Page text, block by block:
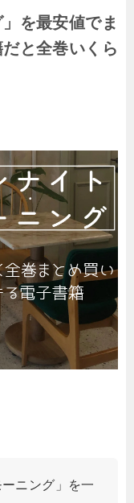
を最安値でま
と全巻いくら
ニング」を一